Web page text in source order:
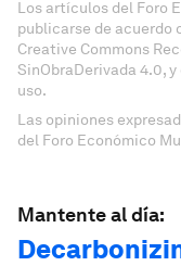
Los artículos del Foro
publicarse de acuerdo
Creative Commons
SinObraDerivada 4.0,
uso.
Las opiniones
del Foro Económico
Mantente al día: